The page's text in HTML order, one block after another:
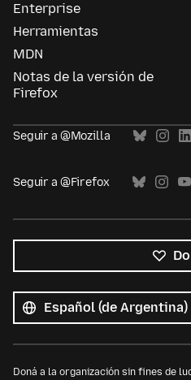
Enterprise
Herramientas
MDN
Notas de la versión de
Firefox
Seguir a @Mozilla
Seguir a @Firefox
los
idiomas
Idioma
Doná a la organización sin fines de